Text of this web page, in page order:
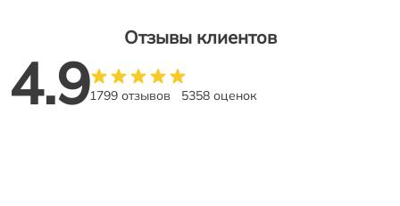
Отзывы клиентов
4.91799 отзывов 5358 оценок